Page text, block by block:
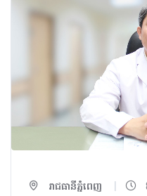
រាជធានីភ្នំពេញ |